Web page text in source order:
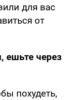
для вас
от
ешьте через
похудеть,